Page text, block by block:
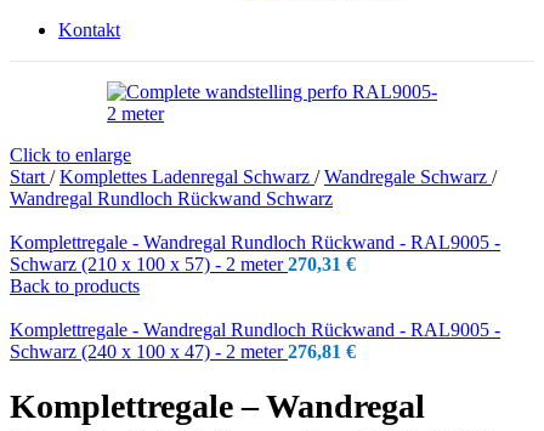
Kontakt
Click to enlarge
Start / Komplettes Ladenregal Schwarz / Wandregale Schwarz /
Wandregal Rundloch Rückwand Schwarz
Komplettregale - Wandregal Rundloch Rückwand - RAL9005 -
Schwarz (210 x 100 x 57) - 2 meter270,31 €
Back to products
Komplettregale - Wandregal Rundloch Rückwand - RAL9005 -
Schwarz (240 x 100 x 47) - 2 meter276,81 €
Komplettregale – Wandregal